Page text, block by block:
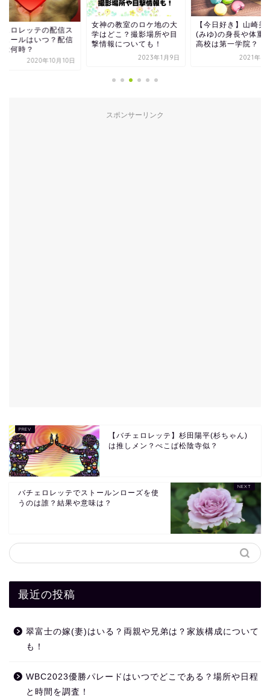
ェロレッテの配信ス
ュールはいつ？配信
は何時？
2020年10月10日
女神の教室のロケ地の大
学はどこ？撮影場所や目
撃情報についても！
2023年1月9日
【今日好き】山崎美
(みゆ)の身長や体重
高校は第一学院？
2021年4
スポンサーリンク
【バチェロレッテ】杉田陽平(杉ちゃん)
は推しメン？ぺこぱ松陰寺似？
バチェロレッテでストールンローズを使
うのは誰？結果や意味は？
最近の投稿
翠富士の嫁(妻)はいる？両親や兄弟は？家族構成について
も！
WBC2023優勝パレードはいつでどこである？場所や日程
と時間を調査！